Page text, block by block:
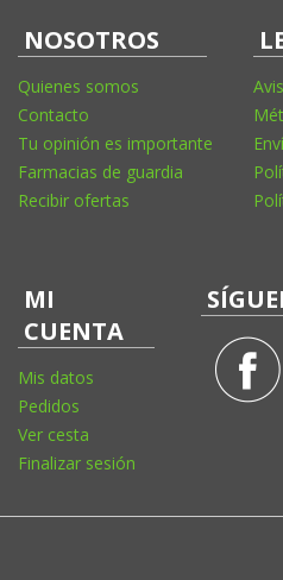
NOSOTROS
Quienes somos
Contacto
Tu opinión es importante
Farmacias de guardia
Recibir ofertas
MI
CUENTA
Mis datos
Pedidos
Ver cesta
Finalizar sesión